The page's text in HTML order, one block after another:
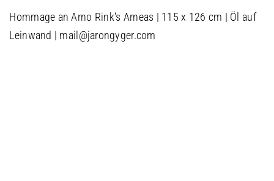
Hommage an Arno Rink‘s Arneas | 115 x 126 cm | Öl auf
Leinwand | mail@jarongyger.com